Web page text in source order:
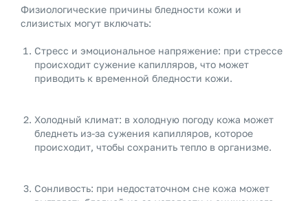
Физиологические причины бледности кожи и
слизистых могут включать:
Стресс и эмоциональное напряжение: при стрессе
происходит сужение капилляров, что может
приводить к временной бледности кожи.
Холодный климат: в холодную погоду кожа может
бледнеть из-за сужения капилляров, которое
происходит, чтобы сохранить тепло в организме.
Сонливость: при недостаточном сне кожа может